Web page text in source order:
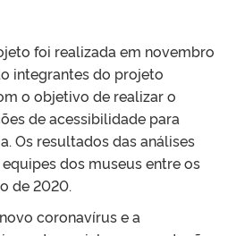
foi realizada em novembro
integrantes do projeto
o objetivo de realizar o
de acessibilidade para
Os resultados das análises
dos museus entre os
de 2020.
coronavírus e a